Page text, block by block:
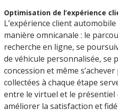
Optimisation de l’expérience
L’expérience client
manière omnicanale : le
recherche en ligne, se
de véhicule personnalisée, se
concession et même
collectées à chaque étape
entre le virtuel et le
améliorer la satisfaction et